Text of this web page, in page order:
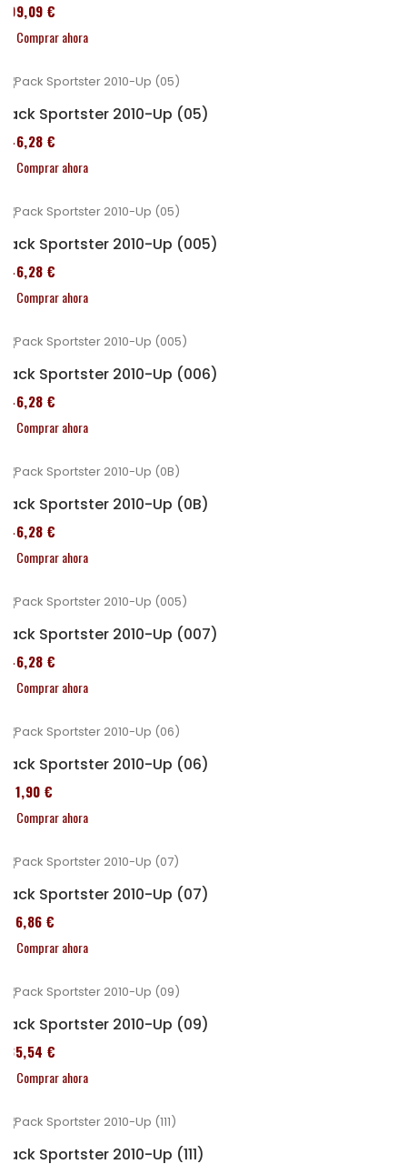
409,09 €
Comprar ahora
Pack Sportster 2010-Up (05)
246,28 €
Comprar ahora
Pack Sportster 2010-Up (005)
246,28 €
Comprar ahora
Pack Sportster 2010-Up (006)
246,28 €
Comprar ahora
Pack Sportster 2010-Up (0B)
246,28 €
Comprar ahora
Pack Sportster 2010-Up (007)
246,28 €
Comprar ahora
Pack Sportster 2010-Up (06)
371,90 €
Comprar ahora
Pack Sportster 2010-Up (07)
276,86 €
Comprar ahora
Pack Sportster 2010-Up (09)
235,54 €
Comprar ahora
Pack Sportster 2010-Up (111)